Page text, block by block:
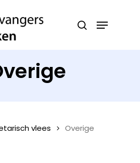
Zoekensearch
Menu
vlees Overige